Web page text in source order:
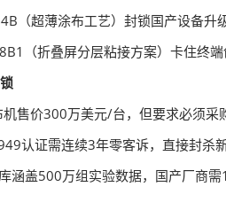
（超薄涂布工艺）封锁国产设备升
（折叠屏分层粘接方案）卡住终
机售价300万美元/台，但要求必须采
认证需连续3年零客诉，直接封杀
涵盖500万组实验数据，国产厂商